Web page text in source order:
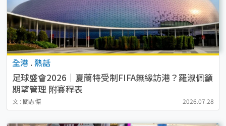
全港 . 熱話
足球盛會2026｜夏蘭特受制FIFA無緣訪港？羅淑佩籲
期望管理 附賽程表
文 : 關志傑 2026.07.28